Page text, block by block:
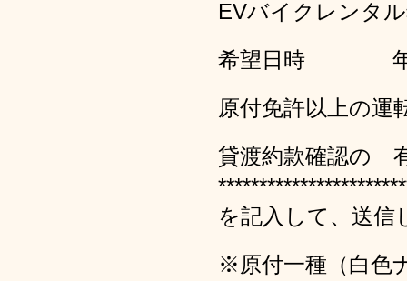
EVバイクレンタ
希望日
原付免許以上の
貸渡約款確認の
を記入して、送信
※原付一種（白色